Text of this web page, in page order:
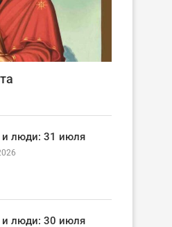
люди: 31 июля
люди: 30 июля